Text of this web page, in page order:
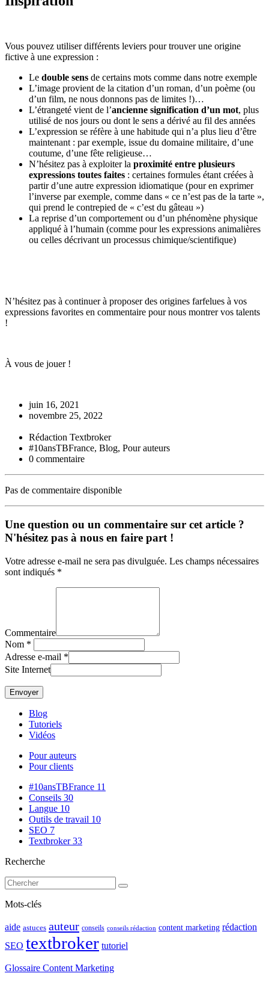
Vous pouvez utiliser différents leviers pour trouver une origine
fictive à une expression :
Le double sens de certains mots comme dans notre exemple
L’image provient de la citation d’un roman, d’un poème (ou
d’un film, ne nous donnons pas de limites !)…
L’étrangeté vient de l’ancienne signification d’un mot, plus
utilisé de nos jours ou dont le sens a dérivé au fil des années
L’expression se réfère à une habitude qui n’a plus lieu d’être
maintenant : par exemple, issue du domaine militaire, d’une
coutume, d’une fête religieuse…
N’hésitez pas à exploiter la proximité entre plusieurs
expressions toutes faites : certaines formules étant créées à
partir d’une autre expression idiomatique (pour en exprimer
l’inverse par exemple, comme dans « ce n’est pas de la tarte »,
qui prend le contrepied de « c’est du gâteau »)
La reprise d’un comportement ou d’un phénomène physique
appliqué à l’humain (comme pour les expressions animalières
ou celles décrivant un processus chimique/scientifique)
N’hésitez pas à continuer à proposer des origines farfelues à vos
expressions favorites en commentaire pour nous montrer vos talents
!
À vous de jouer !
juin 16, 2021
novembre 25, 2022
Rédaction Textbroker
#10ansTBFrance, Blog, Pour auteurs
0 commentaire
Pas de commentaire disponible
Une question ou un commentaire sur cet article ?
N'hésitez pas à nous en faire part !
Votre adresse e-mail ne sera pas divulguée. Les champs nécessaires
sont indiqués *
Commentaire
Nom *
Adresse e-mail *
Site Internet
Blog
Tutoriels
Vidéos
Pour auteurs
Pour clients
#10ansTBFrance 11
Conseils 30
Langue 10
Outils de travail 10
SEO 7
Textbroker33
Recherche
Mots-clés
aide astuces auteur conseils conseils rédaction content marketing rédaction
SEO textbroker tutoriel
Glossaire Content Marketing